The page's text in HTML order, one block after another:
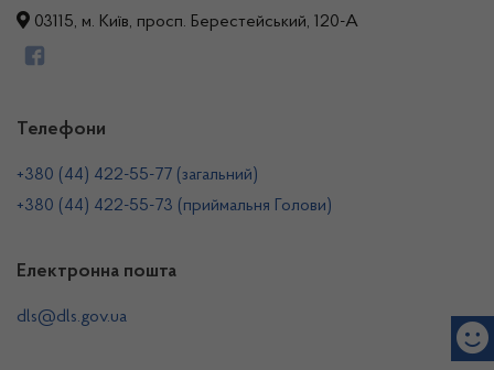
03115, м. Київ, просп. Берестейський, 120-А
Телефони
+380 (44) 422-55-77 (загальний)
+380 (44) 422-55-73 (приймальня Голови)
Електронна пошта
dls@dls.gov.ua